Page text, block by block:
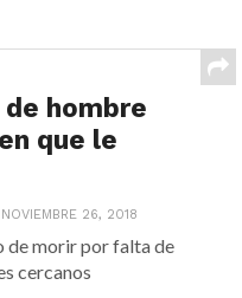
de hombre
que le
NOVIEMBRE 26, 2018
de morir por falta de
cercanos